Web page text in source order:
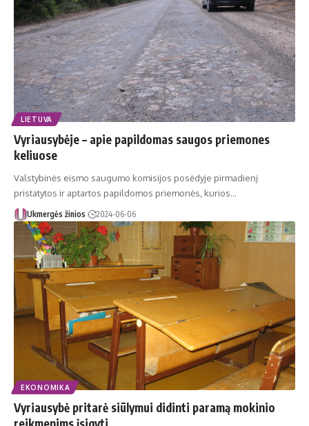
LIETUVA
Vyriausybėje – apie papildomas saugos priemones
keliuose
Valstybinės eismo saugumo komisijos posėdyje pirmadienį
pristatytos ir aptartos papildomos priemonės, kurios…
Ukmergės žinios 2024-06-06
EKONOMIKA
Vyriausybė pritarė siūlymui didinti paramą mokinio